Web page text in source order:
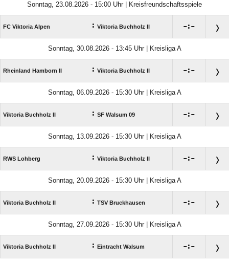
Sonntag, 23.08.2026 - 15:00 Uhr | Kreisfreundschaftsspiele
FC Viktoria Alpen : Viktoria Buchholz II :
Sonntag, 30.08.2026 - 13:45 Uhr | Kreisliga A
Rheinland Hamborn II : Viktoria Buchholz II :
Sonntag, 06.09.2026 - 15:30 Uhr | Kreisliga A
Viktoria Buchholz II : SF Walsum 09 :
Sonntag, 13.09.2026 - 15:30 Uhr | Kreisliga A
RWS Lohberg : Viktoria Buchholz II :
Sonntag, 20.09.2026 - 15:30 Uhr | Kreisliga A
Viktoria Buchholz II : TSV Bruckhausen :
Sonntag, 27.09.2026 - 15:30 Uhr | Kreisliga A
Viktoria Buchholz II : Eintracht Walsum :